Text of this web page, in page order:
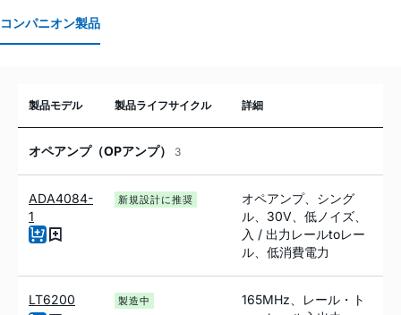
コンパニオン製品
製品モデル 製品ライフサイクル 詳細
オペアンプ（OPアンプ） 3
ADA4084-
1
新規設計に推奨
オペアンプ、シング
ル、30V、低ノイズ、
入 / 出力レールtoレー
ル、低消費電力
LT6200 製造中
165MHz、レール・ト